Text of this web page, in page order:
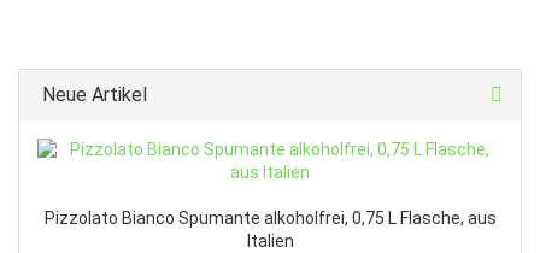
Neue Artikel
Pizzolato Bianco Spumante alkoholfrei, 0,75 L Flasche, aus
Italien